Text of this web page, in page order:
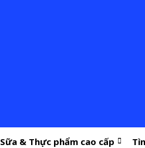
Sữa & Thực phẩm cao cấp